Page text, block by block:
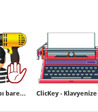
En güvenli Kapı bareli (Kilit göbeği) hangisidir